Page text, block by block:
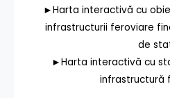
►Harta interactivă cu
infrastructurii feroviare
de
►Harta interactivă cu
infrastructură